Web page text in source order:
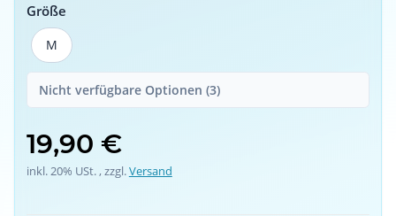
Größe
M
M
Nicht verfügbare Optionen (3)
19,90 €
inkl. 20% USt. , zzgl.Versand